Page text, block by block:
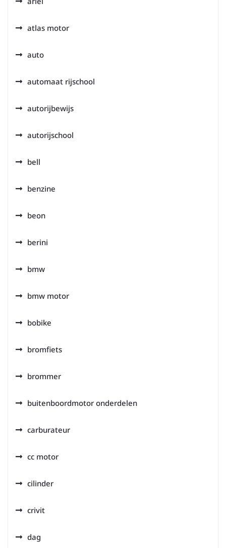
atlas motor
auto
automaat rijschool
autorijbewijs
autorijschool
bell
benzine
beon
berini
bmw
bmw motor
bobike
bromfiets
brommer
buitenboordmotor onderdelen
carburateur
cc motor
cilinder
crivit
dag